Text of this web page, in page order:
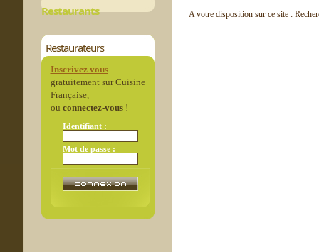
Restaurants
Restaurateurs
Inscrivez vous
gratuitement sur Cuisine
Française,
ou connectez-vous!
Identifiant :
Mot de passe :
A votre disposition sur ce site :